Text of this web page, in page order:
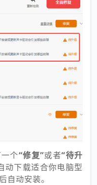
个“修复”或者“待升
动下载适合你电脑型
自动安装。